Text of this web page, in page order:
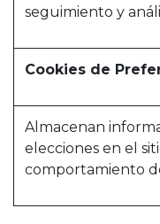
seguimiento y
Cookies de
Almacenan
elecciones en el
comportamiento